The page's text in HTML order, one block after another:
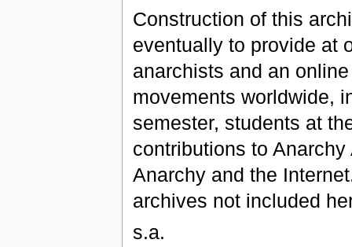
Construction of this
eventually to provide at
anarchists and an
movements worldwide,
semester, students at
contributions to
Anarchy and the
archives not included
s.a.